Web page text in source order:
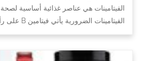
الفيتامينات هي عناصر غذائية أساسية
الفيتامينات الضرورية يأتي فيتامين B على رأس…